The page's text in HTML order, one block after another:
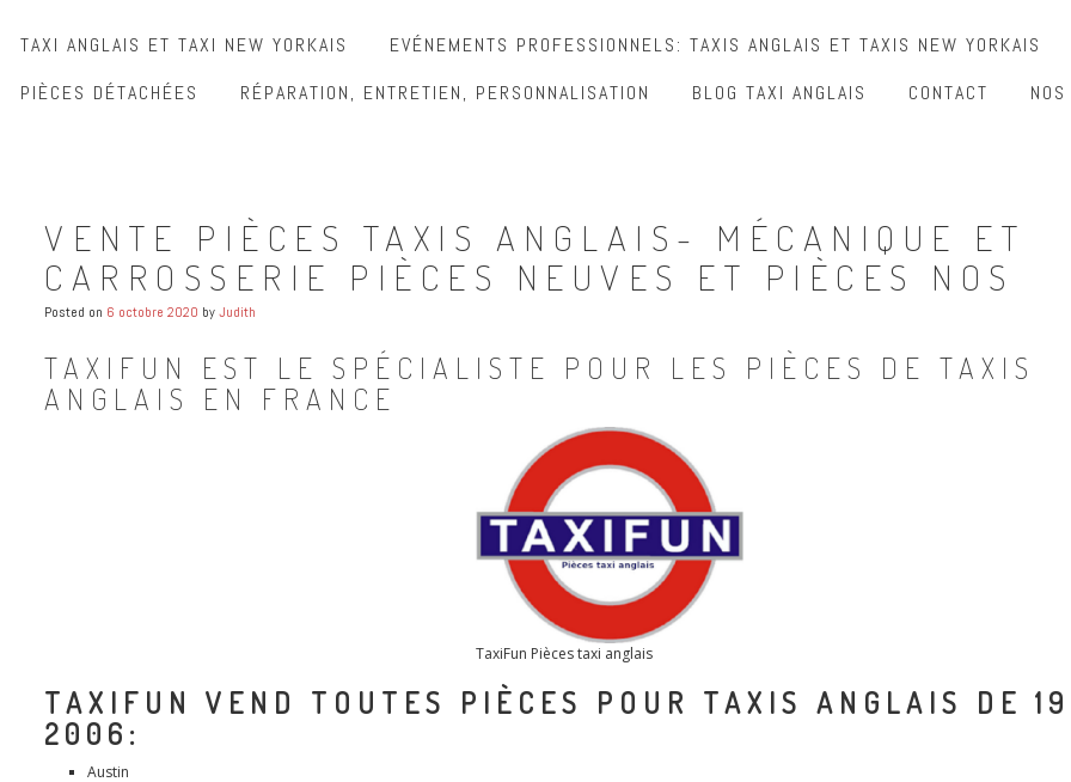
TAXI ANGLAIS ET TAXI NEW YORKAIS
EVÉNEMENTS PROFESSIONNELS: TAXIS ANGLAIS ET TAXIS NEW YORKAIS
PIÈCES DÉTACHÉES
RÉPARATION, ENTRETIEN, PERSONNALISATION BLOG TAXI ANGLAIS CONTACT
VENTE PIÈCES TAXIS ANGLAIS- MÉCANIQUE ET
CARROSSERIE PIÈCES NEUVES ET PIÈCES NOS
Posted on 6 octobre 2020 byJudith
TAXIFUN EST LE SPÉCIALISTE POUR LES PIÈCES DE TAXIS
ANGLAIS EN FRANCE
TaxiFun Pièces taxi anglais
TAXIFUN VEND TOUTES PIÈCES POUR TAXIS ANGLAIS DE
2006:
Austin